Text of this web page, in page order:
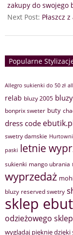
zakupy do swojego
Next Post: Płaszcz
Popularne
Allegro sukienki do 50 zł
relab bluzy 2005
bonprix sweter buty
dress code
swetry damskie
paski letnie
sukienki mango ubrania
wyprzedaż
bluzy reserved swetry
sklep
odzieżowego
wyglądaj pięknie